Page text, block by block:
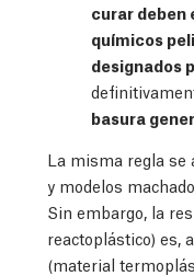
curar deben
químicos
designados
basura
La misma regla se
y modelos
Sin embargo, la
reactoplástico) es,
(material